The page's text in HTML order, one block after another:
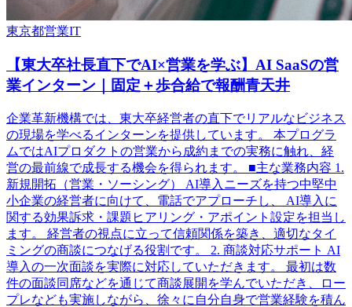
東京都営業IT
【東大卒社長直下でAI×営業を学ぶ】AI SaaSの営
業インターン｜固定＋歩合給で報酬青天井
企業革新機構では、東大卒経営者の直下でリアルなビジネス
の現場を学べるインターンを提供しています。 本プログラ
ムではAIプロダクトの営業から成約までの実務に触れ、経
営の最前線で成長する機会を得られます。 ■主な業務内容 1.
新規開拓（営業・ソーシング） AI導入ニーズを持つ中堅中
小企業の経営者に向けて、電話でアプローチし、 AI導入に
関する効果訴求・課題ヒアリング・アポイント設定を担当し
ます。 経営者の視点に立って信頼関係を築き、適切なタイ
ミングの商談につなげる役割です。 2. 商談対応サポート AI
導入の一次面談を実際に対応していただきます。 最初は数
件の面談同席などを通じて商談展開を学んでいただき、ロー
プレなども実施しながら、徐々に自分自身で営業経験を積ん